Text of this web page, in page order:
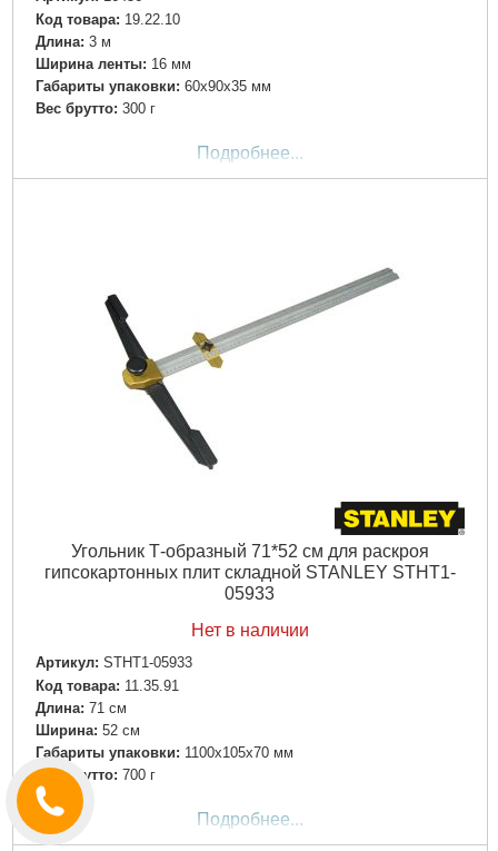
Код товара: 19.22.10
Длина: 3 м
Ширина ленты: 16 мм
Габариты упаковки: 60x90x35 мм
Вес брутто: 300 г
Подробнее...
Угольник Т-образный 71*52 см для раскроя
гипсокартонных плит складной STANLEY STHT1-
05933
Нет в наличии
Артикул: STHT1-05933
Код товара: 11.35.91
Длина: 71 см
Ширина: 52 см
Габариты упаковки: 1100x105x70 мм
Вес брутто: 700 г
Подробнее...